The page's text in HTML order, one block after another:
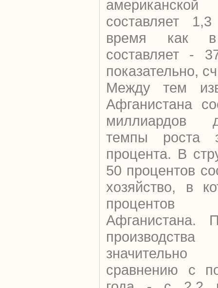
составляет
время как
составляет -
показательно,
Между тем
Афганистана
миллиардов
темпы роста
процента. В
50 процентов
хозяйство, в
Афганистана.
производства
сравнению с